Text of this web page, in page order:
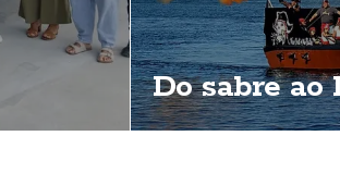
Do sabre ao